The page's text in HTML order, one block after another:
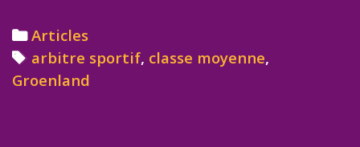
Categories
Articles
Tags
arbitre sportif, classe moyenne,
Groenland